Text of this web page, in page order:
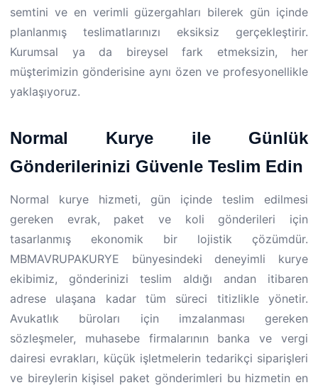
semtini ve en verimli güzergahları bilerek gün içinde
planlanmış teslimatlarınızı eksiksiz gerçekleştirir.
Kurumsal ya da bireysel fark etmeksizin, her
müşterimizin gönderisine aynı özen ve profesyonellikle
yaklaşıyoruz.
Normal Kurye ile Günlük
Gönderilerinizi Güvenle Teslim Edin
Normal kurye hizmeti, gün içinde teslim edilmesi
gereken evrak, paket ve koli gönderileri için
tasarlanmış ekonomik bir lojistik çözümdür.
MBMAVRUPAKURYE bünyesindeki deneyimli kurye
ekibimiz, gönderinizi teslim aldığı andan itibaren
adrese ulaşana kadar tüm süreci titizlikle yönetir.
Avukatlık büroları için imzalanması gereken
sözleşmeler, muhasebe firmalarının banka ve vergi
dairesi evrakları, küçük işletmelerin tedarikçi siparişleri
ve bireylerin kişisel paket gönderimleri bu hizmetin en